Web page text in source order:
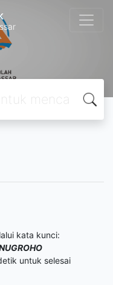
kata kunci:
untuk selesai